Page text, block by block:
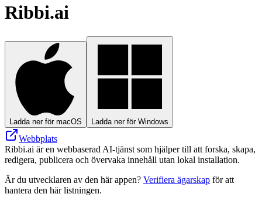
Ribbi.ai
Ladda ner för macOS Ladda ner för Windows
Webbplats
Ribbi.ai är en webbaserad AI-tjänst som hjälper till att forska, skapa,
redigera, publicera och övervaka innehåll utan lokal installation.
Är du utvecklaren av den här appen? Verifiera ägarskap för att
hantera den här listningen.